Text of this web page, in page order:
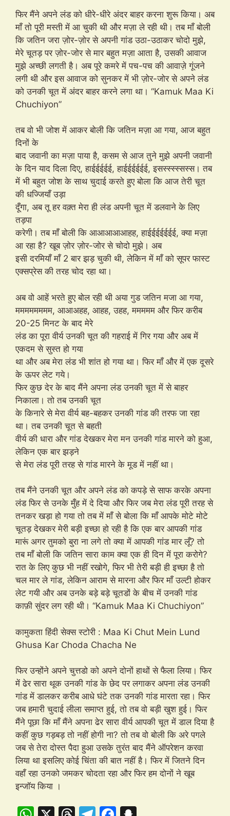
फिर मैंने अपने लंड को धीरे-धीरे अंदर बाहर करना शुरू किया। अब
माँ तो पूरी मस्ती में आ चुकी थी और मज़ा ले रही थी। तब माँ बोली
कि जतिन जरा ज़ोर-ज़ोर से अपनी गांड उठा-उठाकर चोदो मुझे,
मेरे चूतड़ पर ज़ोर-जोर से मार बहुत मज़ा आता है, उसकी आवाज
मुझे अच्छी लगती है। अब पूरे कमरे में पच-पच की आवाज़े गूंजने
लगी थी और इस आवाज को सुनकर में भी ज़ोर-जोर से अपने लंड
को उनकी चूत में अंदर बाहर करने लगा था। “Kamuk Maa Ki
Chuchiyon”
तब वो भी जोश में आकर बोली कि जतिन मज़ा आ गया, आज बहुत
दिनों के
बाद जवानी का मज़ा पाया है, कसम से आज तुने मुझे अपनी जवानी
के दिन याद दिला दिए, हाईईईईई, हाईईईईईई, इसस्स्स्स्सस्स। तब
में भी बहुत जोश के साथ चुदाई करते हुए बोला कि आज तेरी चूत
की धज्जियाँ उड़ा
दूँगा, अब तू हर वक़्त मेरा ही लंड अपनी चूत में डलवाने के लिए
तड़पा
करेगी। तब माँ बोली कि आआआआआहह, हाईईईईईईई, क्या मज़ा
आ रहा है? खूब ज़ोर ज़ोर-जोर से चोदो मुझे। अब
इसी दरमियाँ माँ 2 बार झड़ चुकी थी, लेकिन में माँ को सूपर फास्ट
एक्सप्रेस की तरह चोद रहा था।
अब वो आहें भरते हुए बोल रही थी अया गुड जतिन मजा आ गया,
मममममममम, आआअहह, आहह, उहह, ममममम और फिर करीब
20-25 मिनट के बाद मेरे
लंड का पूरा वीर्य उनकी चूत की गहराई में गिर गया और अब में
एकदम से सुस्त हो गया
था और अब मेरा लंड भी शांत हो गया था। फिर माँ और में एक दूसरे
के ऊपर लेट गये।
फिर कुछ देर के बाद मैंने अपना लंड उनकी चूत में से बाहर
निकाला। तो तब उनकी चूत
के किनारे से मेरा वीर्य बह-बहकर उनकी गांड की तरफ जा रहा
था। तब उनकी चूत से बहती
वीर्य की धारा और गांड देखकर मेरा मन उनकी गांड मारने को हुआ,
लेकिन एक बार झड़ने
से मेरा लंड पूरी तरह से गांड मारने के मूड में नहीं था।
तब मैंने उनकी चूत और अपने लंड को कपड़े से साफ करके अपना
लंड फिर से उनके मुँह में दे दिया और फिर जब मेरा लंड पूरी तरह से
तनकर खड़ा हो गया तो तब में माँ से बोला कि माँ आपके मोटे मोटे
चूतड़ देखकर मेरी बड़ी इच्छा हो रही है कि एक बार आपकी गांड
मारूं अगर तुमको बुरा ना लगे तो क्या में आपकी गांड मार लूँ? तो
तब माँ बोली कि जतिन सारा काम क्या एक ही दिन में पूरा करोगे?
रात के लिए कुछ भी नहीं रखोगे, फिर भी तेरी बड़ी ही इच्छा है तो
चल मार ले गांड, लेकिन आराम से मारना और फिर माँ उल्टी होकर
लेट गयी और अब उनके बड़े बड़े चूतडों के बीच में उनकी गांड
काफ़ी सुंदर लग रही थी। “Kamuk Maa Ki Chuchiyon”
कामुकता हिंदी सेक्स स्टोरी : Maa Ki Chut Mein Lund
Ghusa Kar Choda Chacha Ne
फिर उन्होंने अपने चुत्तडो को अपने दोनों हाथों से फैला लिया। फिर
में ढेर सारा थूक उनकी गांड के छेद पर लगाकर अपना लंड उनकी
गांड में डालकर करीब आधे घंटे तक उनकी गांड मारता रहा। फिर
जब हमारी चुदाई लीला समाप्त हुई, तो तब वो बड़ी खुश हुई। फिर
मैंने पूछा कि माँ मैंने अपना ढेर सारा वीर्य आपकी चूत में डाल दिया है
कहीं कुछ गड़बड़ तो नहीं होगी ना? तो तब वो बोली कि अरे पगले
जब से तेरा दोस्त पैदा हुआ उसके तुरंत बाद मैंने ऑपरेशन करवा
लिया था इसलिए कोई चिंता की बात नहीं है। फिर में जितने दिन
वहाँ रहा उनको जमकर चोदता रहा और फिर हम दोनों ने खूब
इन्जॉय किया ।